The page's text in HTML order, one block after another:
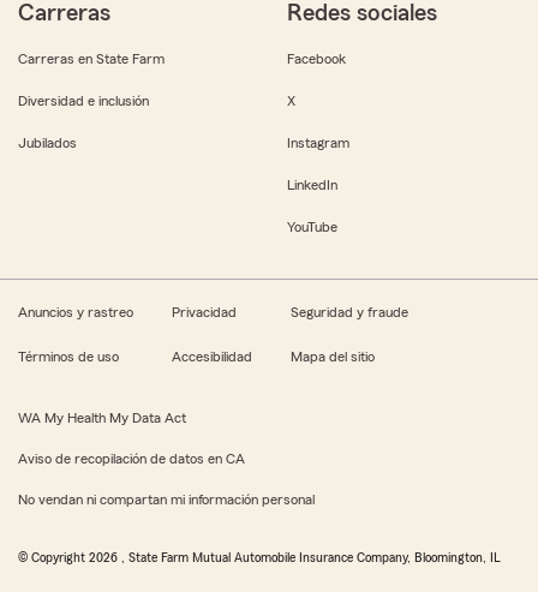
Carreras
Carreras en State Farm
Diversidad e inclusión
Jubilados
Redes sociales
Facebook
X
Instagram
LinkedIn
YouTube
Anuncios y rastreo Privacidad Seguridad y fraude
Términos de uso Accesibilidad Mapa del sitio
WA My Health My Data Act
Aviso de recopilación de datos en CA
No vendan ni compartan mi información personal
© Copyright 2026 , State Farm Mutual Automobile Insurance Company, Bloomington, IL